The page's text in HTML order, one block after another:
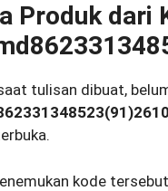
Produk dari
tulisan dibuat,
kode